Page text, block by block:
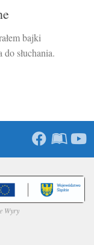
bajki
słuchania.
Wyry